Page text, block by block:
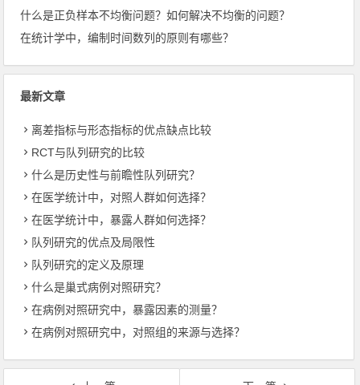
什么是正负样本不均衡问题？如何解决不均衡的问题？
在统计学中，编制时间数列的原则有哪些？
最新文章
离差指标与形态指标的优点缺点比较
RCT与队列研究的比较
什么是历史性与前瞻性队列研究？
在医学统计中，对照人群如何选择？
在医学统计中，暴露人群如何选择？
队列研究的优点及局限性
队列研究的定义及原理
什么是巢式病例对照研究？
在病例对照研究中，暴露因素的测量？
在病例对照研究中，对照组的来源与选择？